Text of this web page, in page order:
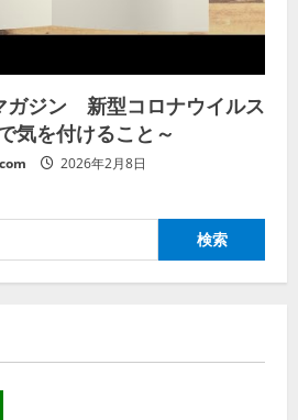
ガジン 新型コロナウイルス
気を付けること～
2026年2月8日